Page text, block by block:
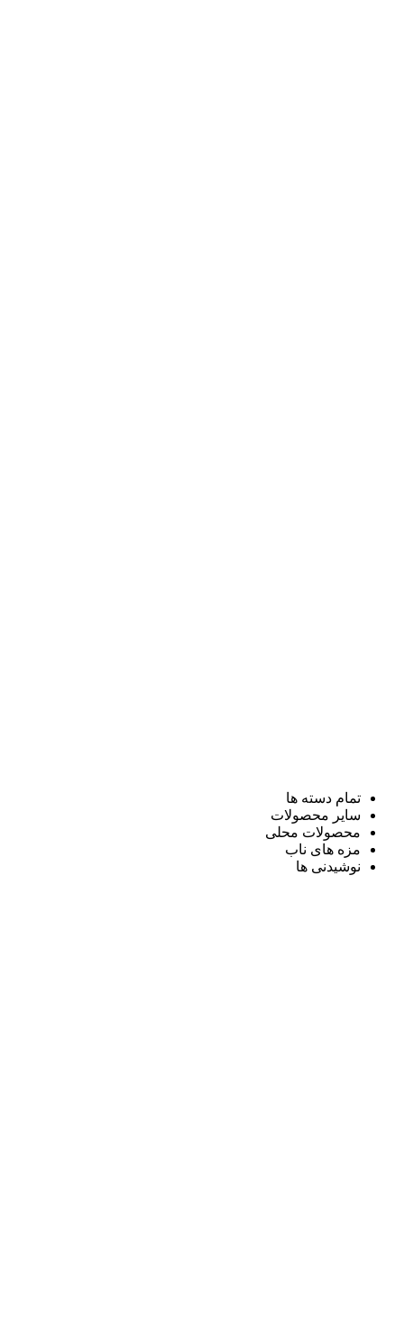
تمام دسته ها
سایر محصولات
محصولات محلی
مزه های ناب
نوشیدنی ها